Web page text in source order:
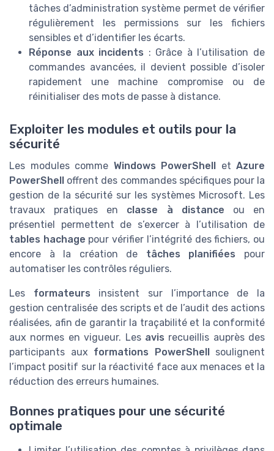
tâches d’administration système permet de vérifier
régulièrement les permissions sur les fichiers
sensibles et d’identifier les écarts.
Réponse aux incidents : Grâce à l’utilisation de
commandes avancées, il devient possible d’isoler
rapidement une machine compromise ou de
réinitialiser des mots de passe à distance.
Exploiter les modules et outils pour la
sécurité
Les modules comme Windows PowerShell et Azure
PowerShell offrent des commandes spécifiques pour la
gestion de la sécurité sur les systèmes Microsoft. Les
travaux pratiques en classe à distance ou en
présentiel permettent de s’exercer à l’utilisation de
tables hachage pour vérifier l’intégrité des fichiers, ou
encore à la création de tâches planifiées pour
automatiser les contrôles réguliers.
Les formateurs insistent sur l’importance de la
gestion centralisée des scripts et de l’audit des actions
réalisées, afin de garantir la traçabilité et la conformité
aux normes en vigueur. Les avis recueillis auprès des
participants aux formations PowerShellsoulignent
l’impact positif sur la réactivité face aux menaces et la
réduction des erreurs humaines.
Bonnes pratiques pour une sécurité
optimale